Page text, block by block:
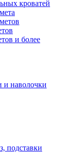
кроватей
и более
и наволочки
подставки